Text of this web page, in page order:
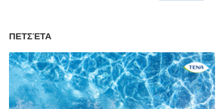
ΠΕΤΣΈΤΑ